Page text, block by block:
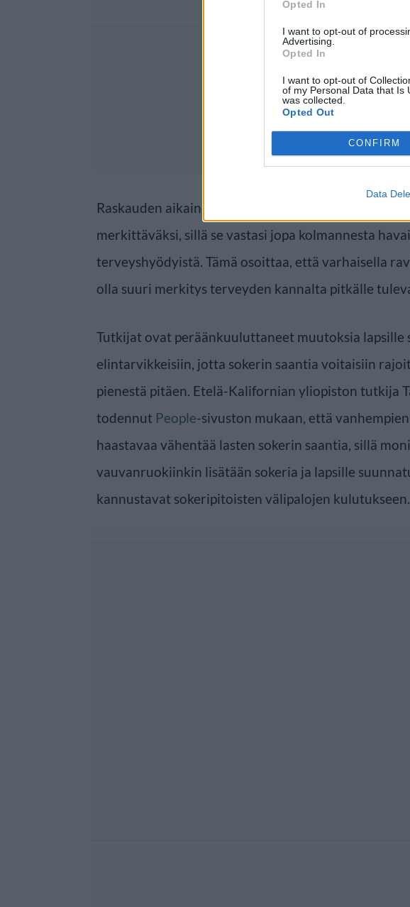
Opted In
I want to opt-out of
Advertising.
Opted In
I want to opt-out of
of my Personal Data that Is
was collected.
Opted Out
CONFIRM
Data
Raskauden aikainen sokerin vähentäminen
merkittäväksi, sillä se vastasi jopa kolmannesta
terveyshyödyistä. Tämä osoittaa, että varhaisella
olla suuri merkitys terveyden kannalta pitkälle
Tutkijat ovat peräänkuuluttaneet muutoksia lapsille
elintarvikkeisiin, jotta sokerin saantia voitaisiin
pienestä pitäen. Etelä-Kalifornian yliopiston tutkija
todennut People-sivuston mukaan, että
haastavaa vähentää lasten sokerin saantia, sillä
vauvanruokiinkin lisätään sokeria ja lapsille
kannustavat sokeripitoisten välipalojen kulutukseen.